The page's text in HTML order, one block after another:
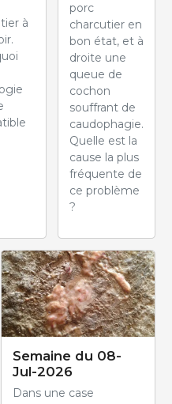
à
porc
charcutier en
bon état, et à
droite une
queue de
cochon
souffrant de
caudophagie.
Quelle est la
cause la plus
fréquente de
ce problème
?
Semaine du 08-
Jul-2026
Dans une case